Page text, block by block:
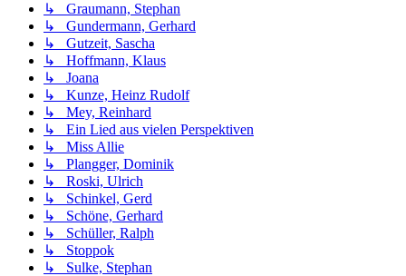
↳ Graumann, Stephan
↳ Gundermann, Gerhard
↳ Gutzeit, Sascha
↳ Hoffmann, Klaus
↳ Joana
↳ Kunze, Heinz Rudolf
↳ Mey, Reinhard
↳ Ein Lied aus vielen Perspektiven
↳ Miss Allie
↳ Plangger, Dominik
↳ Roski, Ulrich
↳ Schinkel, Gerd
↳ Schöne, Gerhard
↳ Schüller, Ralph
↳ Stoppok
↳ Sulke, Stephan